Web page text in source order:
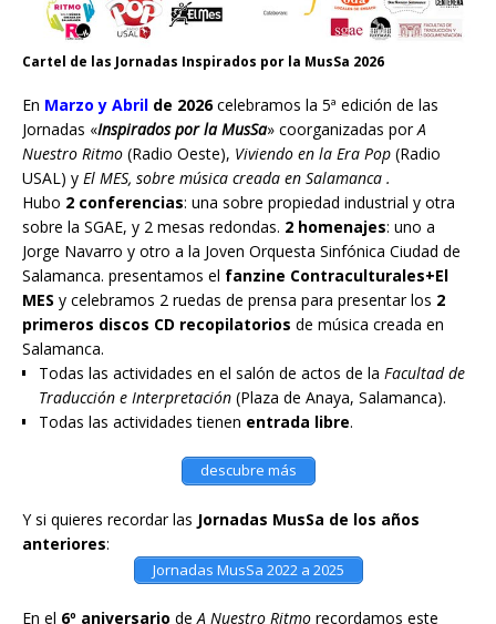
Cartel de las Jornadas Inspirados por la MusSa 2026
En Marzo y Abril de 2026celebramos la 5ª edición de las
Jornadas «Inspirados por la MusSa» coorganizadas porA
Nuestro Ritmo (Radio Oeste), Viviendo en la Era Pop (Radio
USAL) y El MES, sobre música creada en Salamanca .
Hubo 2 conferencias: una sobre propiedad industrial y otra
sobre la SGAE, y 2 mesas redondas. 2 homenajes: uno a
Jorge Navarro y otro a la Joven Orquesta Sinfónica Ciudad de
Salamanca. presentamos el fanzine Contraculturales+El
MES y celebramos 2 ruedas de prensa para presentar los 2
primeros discos CD recopilatorios de música creada en
Salamanca.
Todas las actividades en el salón de actos de la Facultad de
Traducción e Interpretación (Plaza de Anaya, Salamanca).
Todas las actividades tienen entrada libre.
descubre más
Y si quieres recordar las Jornadas MusSa de los años
anteriores:
Jornadas MusSa 2022 a 2025
En el 6º aniversario deA Nuestro Ritmo recordamos este